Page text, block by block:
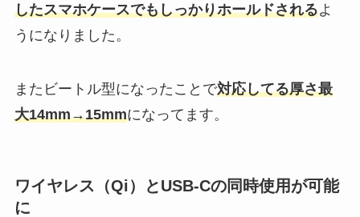
したスマホケースでもしっかりホールドされるよ
うになりました。
またビートル型になったことで対応してる厚さ最
大14mm→15mmになってます。
ワイヤレス（Qi）とUSB-Cの同時使用が可能
に